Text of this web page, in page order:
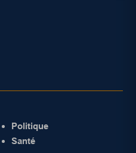
Politique
Santé